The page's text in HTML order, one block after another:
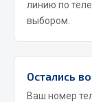
Система
Система
линию по
выбором.
Остались
Ваш номер